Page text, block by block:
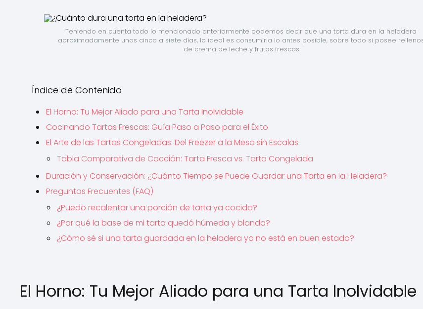
Teniendo en cuenta todo lo mencionado anteriormente podemos decir que una torta dura en la heladera
aproximadamente unos cinco a siete días, lo ideal es consumirla lo antes posible, sobre todo si posee
de crema de leche y frutas frescas.
Índice de Contenido
El Horno: Tu Mejor Aliado para una Tarta Inolvidable
Cocinando Tartas Frescas: Guía Paso a Paso para el Éxito
El Arte de las Tartas Congeladas: Del Freezer a la Mesa sin Escalas
Tabla Comparativa de Cocción: Tarta Fresca vs. Tarta Congelada
Duración y Conservación: ¿Cuánto Tiempo se Puede Guardar una Tarta en la Heladera?
Preguntas Frecuentes (FAQ)
¿Puedo recalentar una porción de tarta ya cocida?
¿Por qué la base de mi tarta quedó húmeda y blanda?
¿Cómo sé si una tarta guardada en la heladera ya no está en buen estado?
El Horno: Tu Mejor Aliado para una Tarta Inolvidable